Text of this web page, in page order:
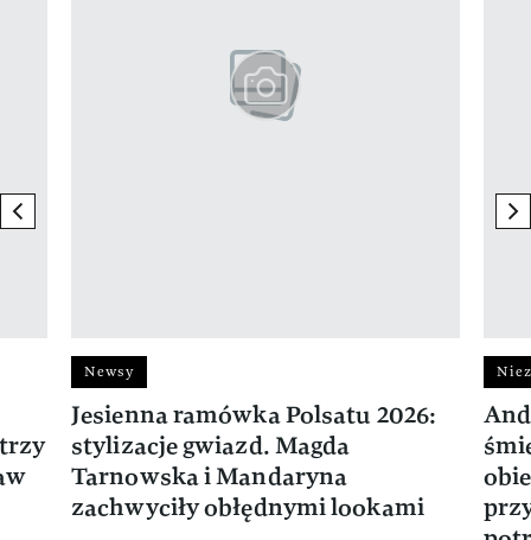
previous element
Newsy
Jesienna ramówka Polsatu 2026:
stylizacje gwiazd. Magda
Tarnowska i Mandaryna
zachwyciły obłędnymi lookami